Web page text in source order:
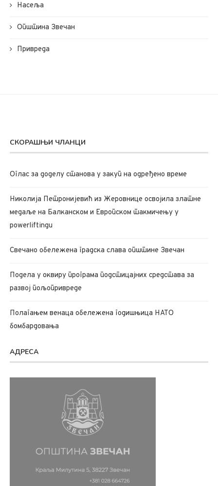
Насеља
Општина Звечан
Привреда
СКОРАШЊИ ЧЛАНЦИ
Oглас за доделу станова у закуп на одређено време
Николија Петронијевић из Жеровнице освојила златне
медаље на Балканском и Европском такмичењу у
powerliftingu
Свечано обележена градска слава општине Звечан
Подела у оквиру програма подстицајних средстава за
развој пољопривреде
Полагањем венаца обележена годишњица НАТО
бомбардовања
АДРЕСА